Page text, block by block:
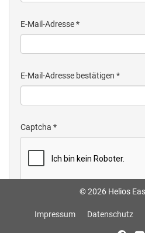
E-Mail-Adresse*
E-Mail-Adresse bestätigen *
Captcha *
Basiseinstellungen
© 2026 Helios
Impressum Datenschutz